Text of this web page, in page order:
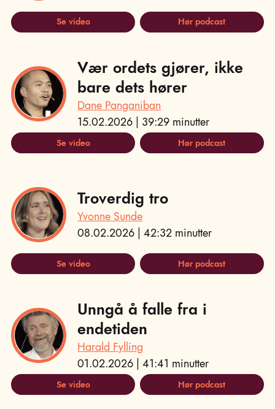
Se video Hør podcast
Vær ordets gjører, ikke
bare dets hører
Dane Panganiban
15.02.2026 | 39:29 minutter
Se video Hør podcast
Troverdig tro
Yvonne Sunde
08.02.2026 | 42:32 minutter
Se video Hør podcast
Unngå å falle fra i
endetiden
Harald Fylling
01.02.2026 | 41:41 minutter
Se video Hør podcast